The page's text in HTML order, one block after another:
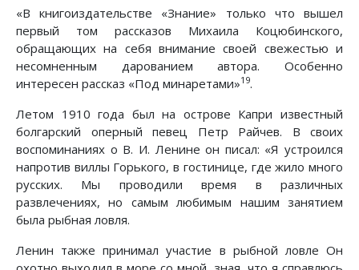
«В книгоиздательстве «Знание» только что вышел
первый том рассказов Михаила Коцюбинского,
обращающих на себя внимание своей свежестью и
несомненным дарованием автора. Особенно
интересен рассказ «Под минаретами»19.
Летом 1910 года был на острове Капри известный
болгарский оперный певец Петр Райчев. В своих
воспоминаниях о В. И. Ленине он писал: «Я устроился
напротив виллы Горького, в гостинице, где жило много
русских. Мы проводили время в различных
развлечениях, но самым любимым нашим занятием
была рыбная ловля.
Ленин также принимал участие в рыбной ловле Он